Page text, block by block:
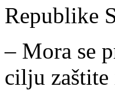
Republike
– Mora se
cilju